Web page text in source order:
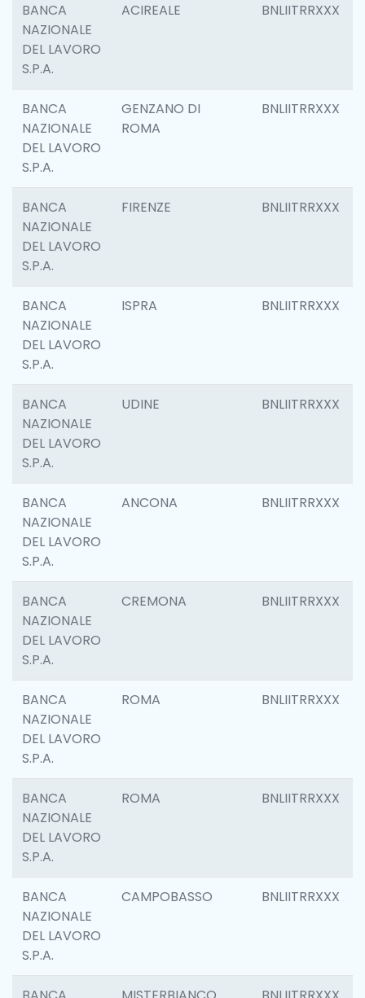
BANCA
NAZIONALE
DEL LAVORO
S.P.A.
ACIREALE BNLIITRRXXX
BANCA
NAZIONALE
DEL LAVORO
S.P.A.
GENZANO DI
ROMA
BNLIITRRXXX
BANCA
NAZIONALE
DEL LAVORO
S.P.A.
FIRENZE BNLIITRRXXX
BANCA
NAZIONALE
DEL LAVORO
S.P.A.
ISPRA BNLIITRRXXX
BANCA
NAZIONALE
DEL LAVORO
S.P.A.
UDINE BNLIITRRXXX
BANCA
NAZIONALE
DEL LAVORO
S.P.A.
ANCONA BNLIITRRXXX
BANCA
NAZIONALE
DEL LAVORO
S.P.A.
CREMONA BNLIITRRXXX
BANCA
NAZIONALE
DEL LAVORO
S.P.A.
ROMA BNLIITRRXXX
BANCA
NAZIONALE
DEL LAVORO
S.P.A.
ROMA BNLIITRRXXX
BANCA
NAZIONALE
DEL LAVORO
S.P.A.
CAMPOBASSO BNLIITRRXXX